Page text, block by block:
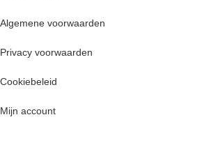
Algemene voorwaarden
Privacy voorwaarden
Cookiebeleid
Mijn account